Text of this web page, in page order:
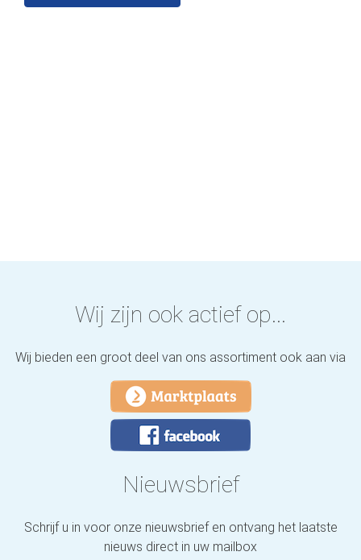
Wij zijn ook actief op...
Wij bieden een groot deel van ons assortiment ook aan via
Nieuwsbrief
Schrijf u in voor onze nieuwsbrief en ontvang het laatste
nieuws direct in uw mailbox